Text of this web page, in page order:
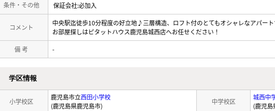
条件・その他 保証会社:必加入
コメント
中央駅迄徒歩10分程度の好立地♪三層構造、ロフト付のとてもオシャレなアパー
お部屋探しはピタットハウス鹿児島城西店へお任せください！
備 考 -
学区情報
小学校区
鹿児島市立西田小学校
(鹿児島県鹿児島市)
中学校区
城西中
(鹿児島